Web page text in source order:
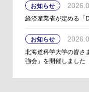
お知らせ
経済産業省が定める「
お知らせ
北海道科学大学の皆さ
強会」を開催しました